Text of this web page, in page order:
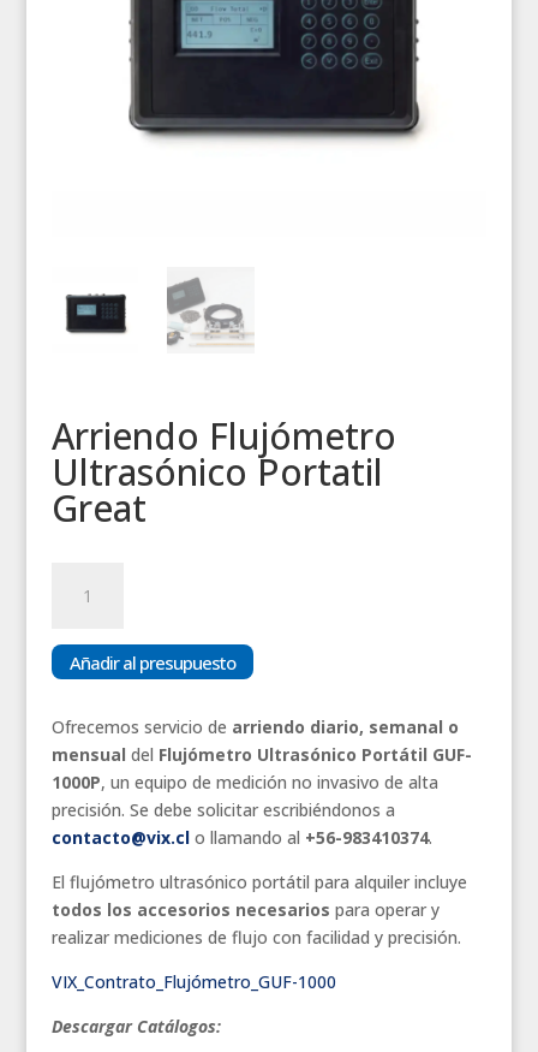
Arriendo Flujómetro
Ultrasónico Portatil
Great
Flujómetro
Portatil
Great
Añadir al presupuesto
Ofrecemos servicio de arriendo diario, semanal o
mensual del Flujómetro Ultrasónico Portátil GUF-
1000P, un equipo de medición no invasivo de alta
precisión. Se debe solicitar escribiéndonos a
contacto@vix.clo llamando al +56-983410374.
El flujómetro ultrasónico portátil para alquiler incluye
todos los accesorios necesarios para operar y
realizar mediciones de flujo con facilidad y precisión.
VIX_Contrato_Flujómetro_GUF-1000
Descargar Catálogos: